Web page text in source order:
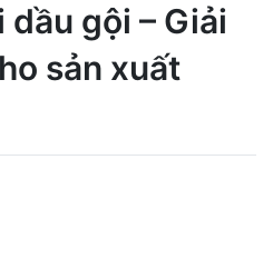
gội – Giải
sản xuất